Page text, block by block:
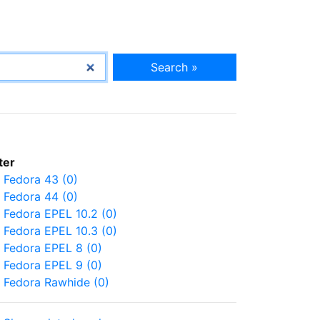
Search »
Fedora 43 (0)
Fedora 44 (0)
Fedora EPEL 10.2 (0)
Fedora EPEL 10.3 (0)
Fedora EPEL 8 (0)
Fedora EPEL 9 (0)
Fedora Rawhide (0)